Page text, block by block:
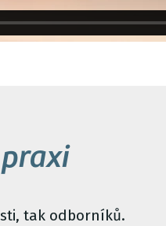
praxi
tak odborníků.